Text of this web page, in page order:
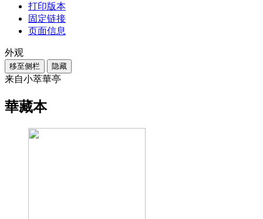
打印版本
固定链接
页面信息
外观
移至侧栏 隐藏
来自小萃華亭
華藏本